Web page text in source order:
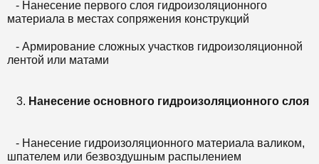
- Нанесение первого слоя гидроизоляционного
материала в местах сопряжения конструкций
- Армирование сложных участков гидроизоляционной
лентой или матами
Нанесение основного гидроизоляционного слоя
- Нанесение гидроизоляционного материала валиком,
шпателем или безвоздушным распылением